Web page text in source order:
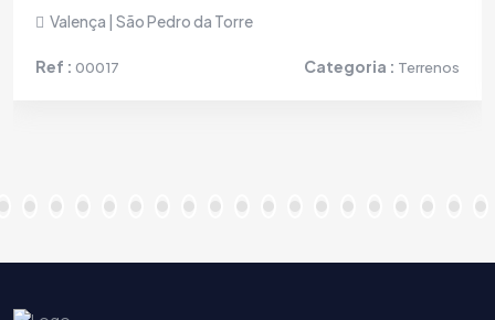
Valença | São Pedro da Torre
Ref : 00017 Categoria : Terrenos